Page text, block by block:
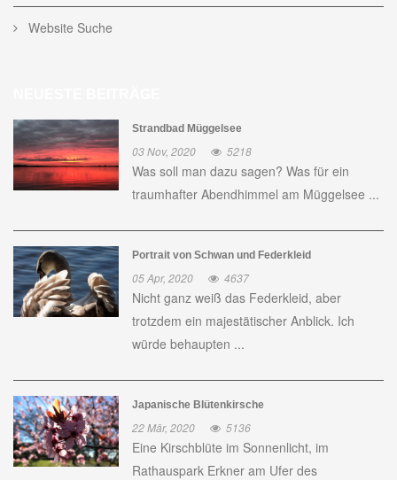
Website Suche
Strandbad Müggelsee
03 Nov, 2020 5218
Was soll man dazu sagen? Was für ein
traumhafter Abendhimmel am Müggelsee ...
Portrait von Schwan und Federkleid
05 Apr, 2020 4637
Nicht ganz weiß das Federkleid, aber
trotzdem ein majestätischer Anblick. Ich
würde behaupten ...
Japanische Blütenkirsche
22 Mär, 2020 5136
Eine Kirschblüte im Sonnenlicht, im
Rathauspark Erkner am Ufer des